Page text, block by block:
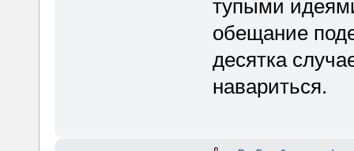
тупыми
обещание
десятка
навариться.